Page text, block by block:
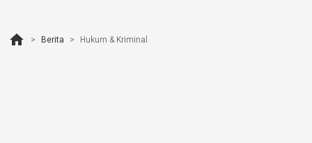
home Berita Hukum & Kriminal